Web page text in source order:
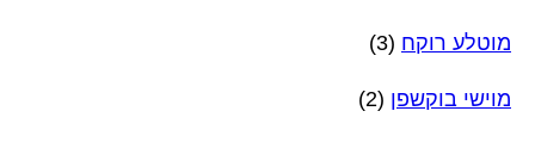
מוטלע רוקח (3)
מוישי בוקשפן (2)